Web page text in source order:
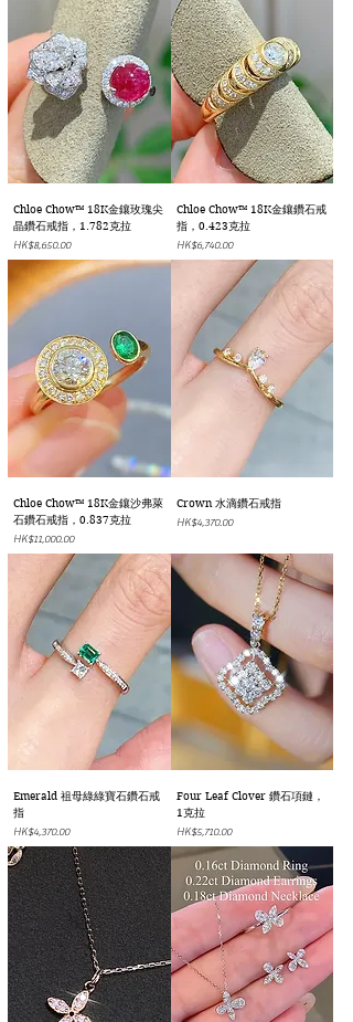
Chloe Chow™ 18K金鑲玫瑰尖
晶鑽石戒指，1.782克拉
價格
HK$8,650.00
Chloe Chow™ 18K金鑲鑽石戒
指，0.423克拉
價格
HK$6,740.00
Chloe Chow™ 18K金鑲沙弗萊
石鑽石戒指，0.837克拉
價格
HK$11,000.00
Crown 水滴鑽石戒指
價格
HK$4,370.00
Emerald 祖母綠綠寶石鑽石戒
指
價格
HK$4,370.00
Four Leaf Clover 鑽石項鏈，
1克拉
價格
HK$5,710.00